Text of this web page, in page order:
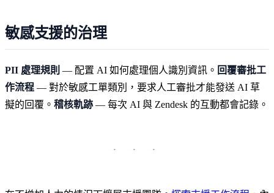
敏感支援的治理
PII 處理規則 — 配置 AI 如何處理個人識別資訊。 回覆審批工
作流程 — 對於敏感工單類別，要求人工審批才能發送 AI 草
擬的回覆。 稽核軌跡 — 每次 AI 與 Zendesk 的互動都會記錄。